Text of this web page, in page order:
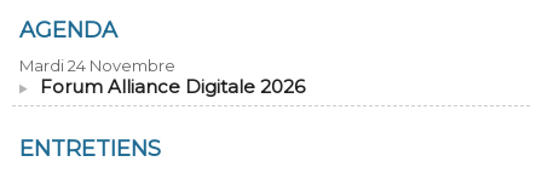
AGENDA
Mardi 24 Novembre
Forum Alliance Digitale 2026
ENTRETIENS